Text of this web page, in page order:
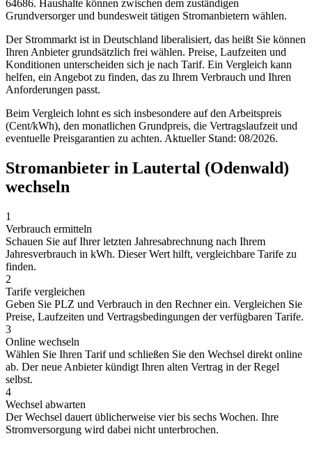
64686. Haushalte können zwischen dem zuständigen
Grundversorger und bundesweit tätigen Stromanbietern wählen.
Der Strommarkt ist in Deutschland liberalisiert, das heißt Sie können
Ihren Anbieter grundsätzlich frei wählen. Preise, Laufzeiten und
Konditionen unterscheiden sich je nach Tarif. Ein Vergleich kann
helfen, ein Angebot zu finden, das zu Ihrem Verbrauch und Ihren
Anforderungen passt.
Beim Vergleich lohnt es sich insbesondere auf den Arbeitspreis
(Cent/kWh), den monatlichen Grundpreis, die Vertragslaufzeit und
eventuelle Preisgarantien zu achten. Aktueller Stand: 08/2026.
Stromanbieter in Lautertal (Odenwald)
wechseln
1
Verbrauch ermitteln
Schauen Sie auf Ihrer letzten Jahresabrechnung nach Ihrem
Jahresverbrauch in kWh. Dieser Wert hilft, vergleichbare Tarife zu
finden.
2
Tarife vergleichen
Geben Sie PLZ und Verbrauch in den Rechner ein. Vergleichen Sie
Preise, Laufzeiten und Vertragsbedingungen der verfügbaren Tarife.
3
Online wechseln
Wählen Sie Ihren Tarif und schließen Sie den Wechsel direkt online
ab. Der neue Anbieter kündigt Ihren alten Vertrag in der Regel
selbst.
4
Wechsel abwarten
Der Wechsel dauert üblicherweise vier bis sechs Wochen. Ihre
Stromversorgung wird dabei nicht unterbrochen.